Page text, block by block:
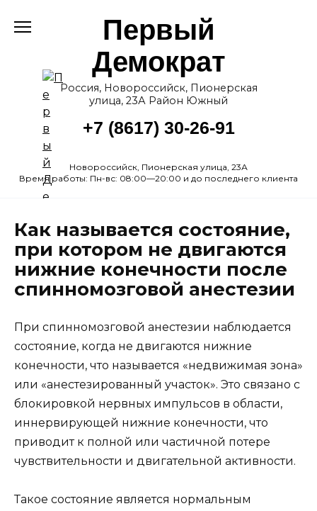
Первый
Демократ
Россия, Новороссийск, Пионерская
улица, 23А Район Южный
+7 (8617) 30-26-91
Новороссийск, Пионерская улица, 23А
Время работы: Пн-вс: 08:00—20:00 и до последнего клиента
Как называется состояние,
при котором не двигаются
нижние конечности после
спинномозговой анестезии
При спинномозговой анестезии наблюдается
состояние, когда не двигаются нижние
конечности, что называется «недвижимая зона»
или «анестезированный участок». Это связано с
блокировкой нервных импульсов в области,
иннервирующей нижние конечности, что
приводит к полной или частичной потере
чувствительности и двигательной активности.
Такое состояние является нормальным